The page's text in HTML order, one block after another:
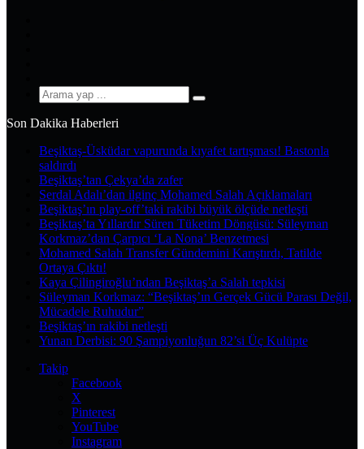
Arama
Son Dakika Haberleri
Beşiktaş-Üsküdar vapurunda kıyafet tartışması! Bastonla
saldırdı
Beşiktaş’tan Çekya’da zafer
Serdal Adalı’dan ilginç Mohamed Salah Açıklamaları
Beşiktaş’ın play-off’taki rakibi büyük ölçüde netleşti
Beşiktaş’ta Yıllardır Süren Tüketim Döngüsü: Süleyman
Korkmaz’dan Çarpıcı ‘La Nona’ Benzetmesi
Mohamed Salah Transfer Gündemini Karıştırdı, Tatilde
Ortaya Çıktı!
Kaya Çilingiroğlu’ndan Beşiktaş’a Salah tepkisi
Süleyman Korkmaz: “Beşiktaş’ın Gerçek Gücü Parası Değil,
Mücadele Ruhudur”
Beşiktaş’ın rakibi netleşti
Yunan Derbisi: 90 Şampiyonluğun 82’si Üç Kulüpte
Takip
Facebook
X
Pinterest
YouTube
Instagram